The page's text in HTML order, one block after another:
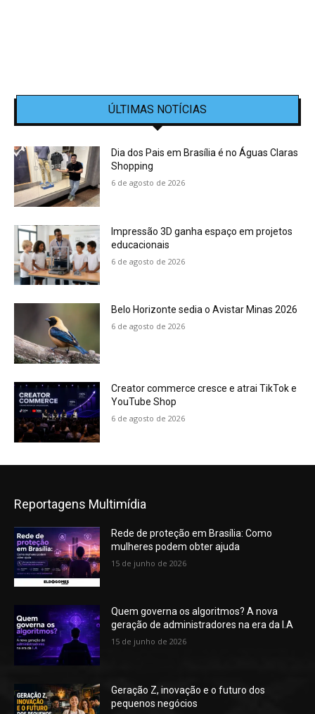
ÚLTIMAS NOTÍCIAS
Dia dos Pais em Brasília é no Águas Claras
Shopping
6 de agosto de 2026
Impressão 3D ganha espaço em projetos
educacionais
6 de agosto de 2026
Belo Horizonte sedia o Avistar Minas 2026
6 de agosto de 2026
Creator commerce cresce e atrai TikTok e
YouTube Shop
6 de agosto de 2026
Reportagens Multimídia
Rede de proteção em Brasília: Como
mulheres podem obter ajuda
15 de junho de 2026
Quem governa os algoritmos? A nova
geração de administradores na era da I.A
15 de junho de 2026
Geração Z, inovação e o futuro dos
pequenos negócios